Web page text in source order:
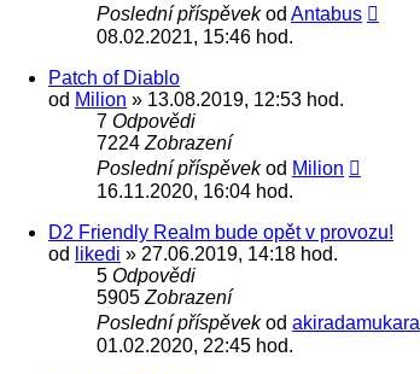
Poslední příspěvekod Antabus
08.02.2021, 15:46 hod.
Patch of Diablo
od Milion » 13.08.2019, 12:53 hod.
7 Odpovědi
7224 Zobrazení
Poslední příspěvekod Milion
16.11.2020, 16:04 hod.
D2 Friendly Realm bude opět v provozu!
od
likedi » 27.06.2019, 14:18 hod.
5 Odpovědi
5905 Zobrazení
Poslední příspěvekod akiradamukara
01.02.2020, 22:45 hod.